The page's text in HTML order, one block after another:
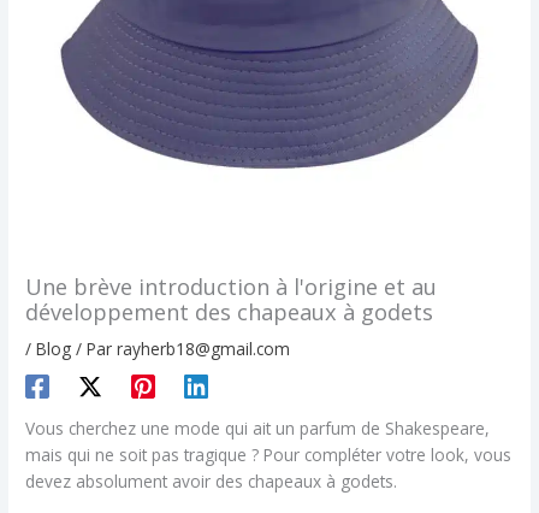
Une brève introduction à l'origine et au
développement des chapeaux à godets
/Blog / Parrayherb18@gmail.com
Vous cherchez une mode qui ait un parfum de Shakespeare,
mais qui ne soit pas tragique ? Pour compléter votre look, vous
devez absolument avoir des chapeaux à godets.